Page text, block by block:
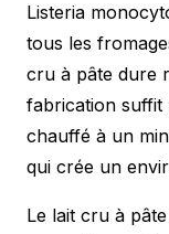
Listeria
tous les
cru à pâte dure
fabrication suffit
chauffé à un
qui crée un
Le lait cru à